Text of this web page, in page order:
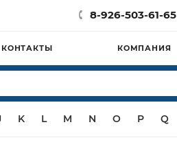
8-926-503-61-65
КОНТАКТЫ КОМПАНИЯ
K L M N O P Q